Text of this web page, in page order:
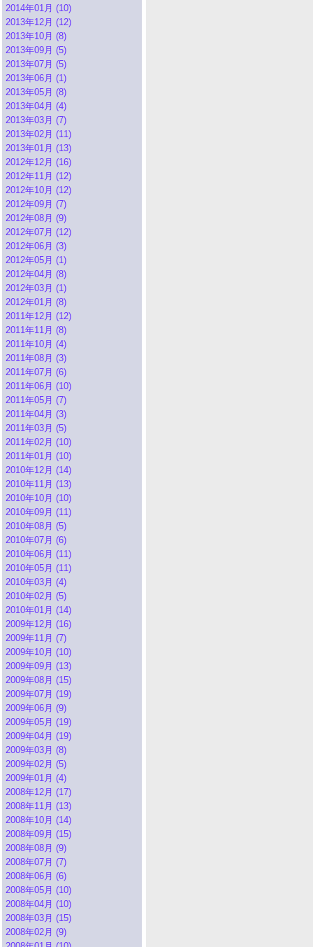
2014年01月 (10)
2013年12月 (12)
2013年10月 (8)
2013年09月 (5)
2013年07月 (5)
2013年06月 (1)
2013年05月 (8)
2013年04月 (4)
2013年03月 (7)
2013年02月 (11)
2013年01月 (13)
2012年12月 (16)
2012年11月 (12)
2012年10月 (12)
2012年09月 (7)
2012年08月 (9)
2012年07月 (12)
2012年06月 (3)
2012年05月 (1)
2012年04月 (8)
2012年03月 (1)
2012年01月 (8)
2011年12月 (12)
2011年11月 (8)
2011年10月 (4)
2011年08月 (3)
2011年07月 (6)
2011年06月 (10)
2011年05月 (7)
2011年04月 (3)
2011年03月 (5)
2011年02月 (10)
2011年01月 (10)
2010年12月 (14)
2010年11月 (13)
2010年10月 (10)
2010年09月 (11)
2010年08月 (5)
2010年07月 (6)
2010年06月 (11)
2010年05月 (11)
2010年03月 (4)
2010年02月 (5)
2010年01月 (14)
2009年12月 (16)
2009年11月 (7)
2009年10月 (10)
2009年09月 (13)
2009年08月 (15)
2009年07月 (19)
2009年06月 (9)
2009年05月 (19)
2009年04月 (19)
2009年03月 (8)
2009年02月 (5)
2009年01月 (4)
2008年12月 (17)
2008年11月 (13)
2008年10月 (14)
2008年09月 (15)
2008年08月 (9)
2008年07月 (7)
2008年06月 (6)
2008年05月 (10)
2008年04月 (10)
2008年03月 (15)
2008年02月 (9)